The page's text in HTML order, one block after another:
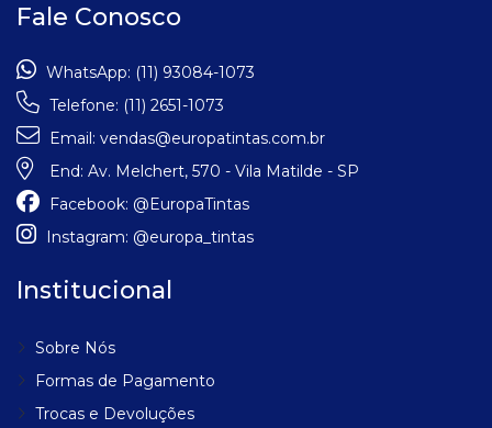
Fale Conosco
WhatsApp: (11) 93084-1073
Telefone: (11) 2651-1073
Email: vendas@europatintas.com.br
End: Av. Melchert, 570 - Vila Matilde - SP
Facebook: @EuropaTintas
Instagram: @europa_tintas
Institucional
Sobre Nós
Formas de Pagamento
Trocas e Devoluções